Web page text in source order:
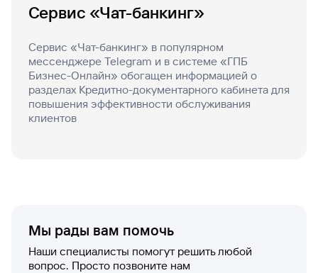
Сервис «Чат-банкинг»
Сервис «Чат-банкинг» в популярном
мессенджере Telegram и в системе «ГПБ
Бизнес-Онлайн» обогащен информацией о
разделах Кредитно-документарного кабинета для
повышения эффективности обслуживания
клиентов
Мы рады вам помочь
Наши специалисты помогут решить любой
вопрос. Просто позвоните нам